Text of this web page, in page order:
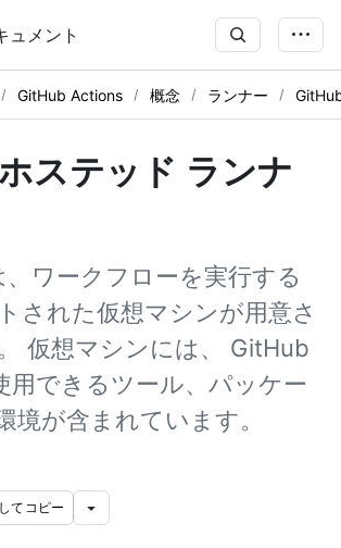
ュメント
GitHub Actions 概念 ランナー
ステッド ランナ
ワークフローを実行する
された仮想マシンが用意さ
仮想マシンには、 GitHub
用できるツール、パッケー
境が含まれています。
てコピー